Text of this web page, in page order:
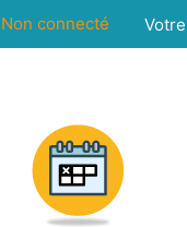
Non connecté